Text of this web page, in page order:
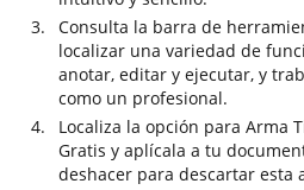
Consulta la barra de
localizar una variedad de
anotar, editar y ejecutar, y
como un profesional.
Localiza la opción para Arma
Gratis y aplícala a tu
deshacer para descartar esta